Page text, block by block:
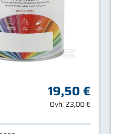
19,50 €
Ovh.23,00 €